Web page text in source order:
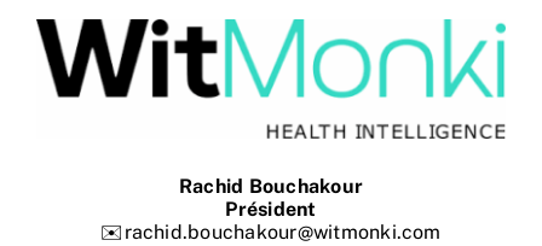
Les Présidents
Hommage
Missions
Rachid Bouchakour
Président
✉️rachid.bouchakour@witmonki.com